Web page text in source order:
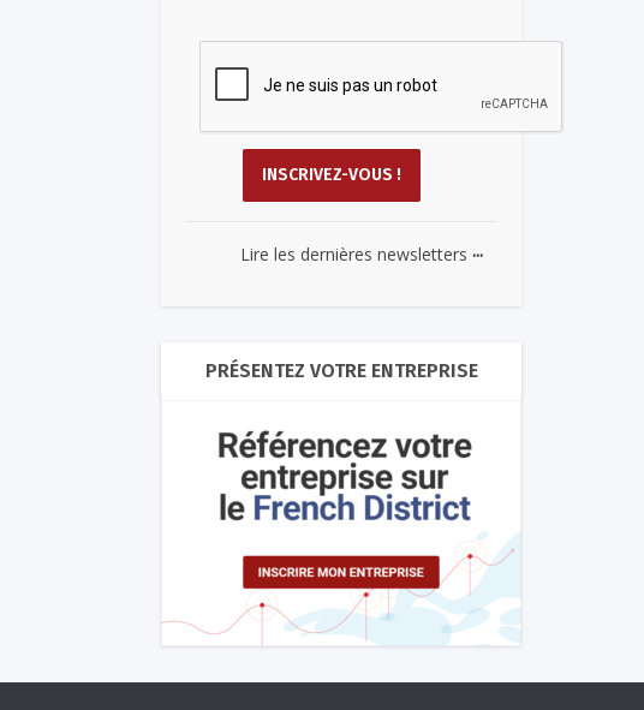
Lire les dernières newsletters ...
PRÉSENTEZ VOTRE ENTREPRISE